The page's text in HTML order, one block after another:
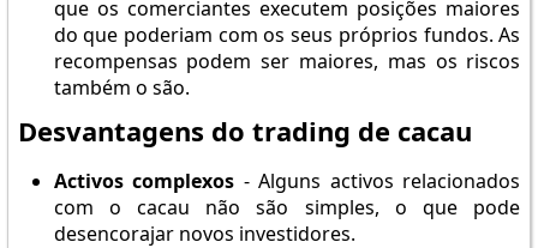
que os comerciantes executem posições maiores
do que poderiam com os seus próprios fundos. As
recompensas podem ser maiores, mas os riscos
também o são.
Desvantagens do trading de cacau
Activos complexos - Alguns activos relacionados
com o cacau não são simples, o que pode
desencorajar novos investidores.